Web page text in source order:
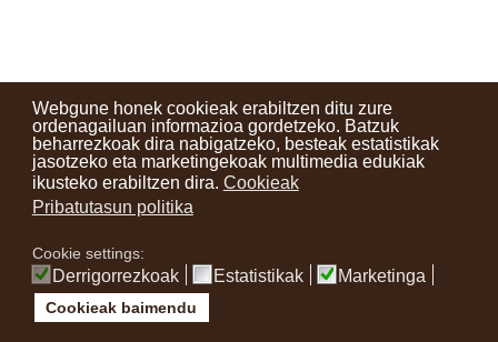
Webgune honek cookieak erabiltzen ditu zure
ordenagailuan informazioa gordetzeko. Batzuk
beharrezkoak dira nabigatzeko, besteak estatistikak
jasotzeko eta marketingekoak multimedia edukiak
ikusteko erabiltzen dira. Cookieak
Pribatutasun politika
Cookie settings:
Derrigorrezkoak Estatistikak Marketinga
Cookieak baimendu